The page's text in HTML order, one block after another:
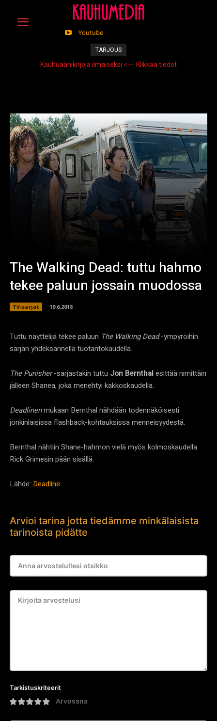
Youtube
TARJOUS
Kauhuäänikirjoja ilmaiseksi <--- Klikkaa tiedot
The Walking Dead: tuttu hahmo
tekee paluun jossain muodossa
TV-sarjat 19.6.2018
Tuttu näyttelijä tekee paluun The Walking Dead-ympyröihin
sarjan yhdeksännellä tuotantokaudella.
The Punisher-sarjastakin tuttu Jon Bernthalesittää nimittäin
jälleen Shanea, joka menehtyi kakkoskaudella.
Deadlinenmukaan Bernthal nähdään todennäköisesti
jonkinlaisissa flashback-kohtauksissa menneisyydestä.
Bernthal nähtiin Shane-hahmon vielä myös kolmoskaudella
Rick Grimesin pään sisällä.
Lähde: Deadline
Arvioi tarina jotta tiedämme minkälaisista
tarinoista pidätte
Tarkistuskriteerit
Arvosana